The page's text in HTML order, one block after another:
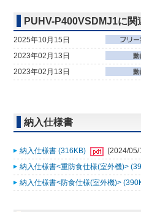
PUHV-P400VSDMJ1に関
2025年10月15日
2023年02月13日
2023年02月13日
納入仕様書
納入仕様書 (316KB)
[2024/05/
納入仕様書<重防食仕様(室外機)>
納入仕様書<防食仕様(室外機)>